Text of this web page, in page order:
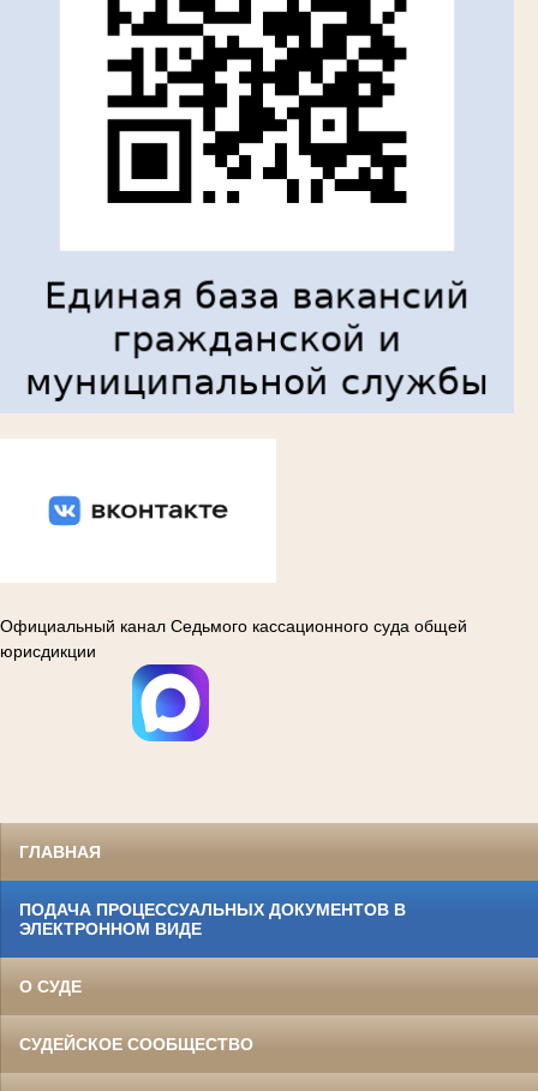
Официальный канал Седьмого кассационного суда общей
юрисдикции
ГЛАВНАЯ
ПОДАЧА ПРОЦЕССУАЛЬНЫХ ДОКУМЕНТОВ В
ЭЛЕКТРОННОМ ВИДЕ
О СУДЕ
СУДЕЙСКОЕ СООБЩЕСТВО